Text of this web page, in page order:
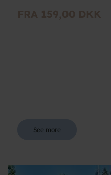
FRA 159,00 DKK
See more